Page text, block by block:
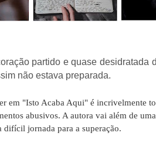
partido e quase desidratada
não estava preparada.
em "Isto Acaba Aqui" é incrivelmente
abusivos. A autora vai além de
difícil jornada para a superação.